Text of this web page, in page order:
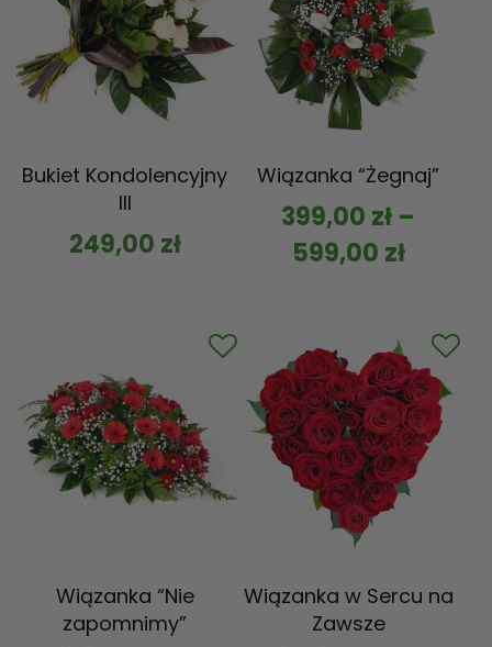
Bukiet Kondolencyjny
III
249,00 zł
Wiązanka “Żegnaj”
399,00 zł –
599,00 zł
Wiązanka “Nie
zapomnimy”
Wiązanka w Sercu na
Zawsze